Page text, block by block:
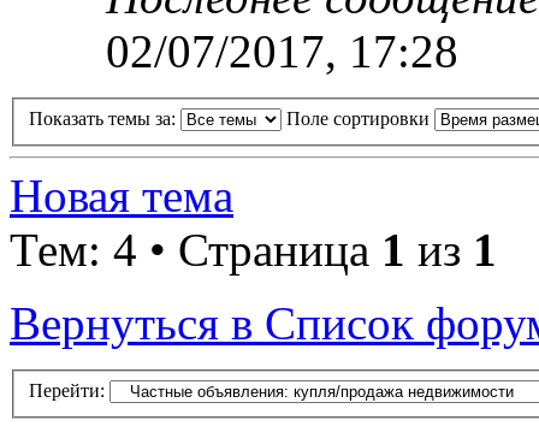
02/07/2017, 17:28
Показать темы за: Поле сортировки
Новая тема
Тем: 4 • Страница 1 из 1
Вернуться в Список
Перейти: